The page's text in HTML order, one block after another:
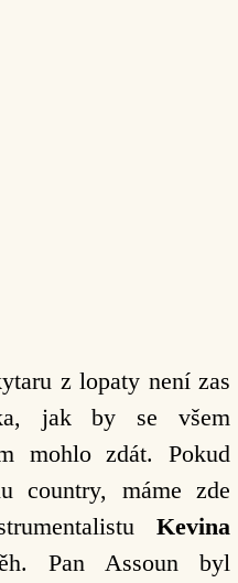
z lopaty není zas
jak by se všem
mohlo zdát. Pokud
country, máme zde
Kevina
Pan Assoun byl